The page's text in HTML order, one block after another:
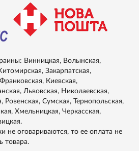
Винницкая, Волынская,
Закарпатская,
Киевская,
Львовская, Николаевская,
Ровенская, Сумская, Тернопольская,
Хмельницкая, Черкасская,
не оговариваются, то ее оплата не
товара.